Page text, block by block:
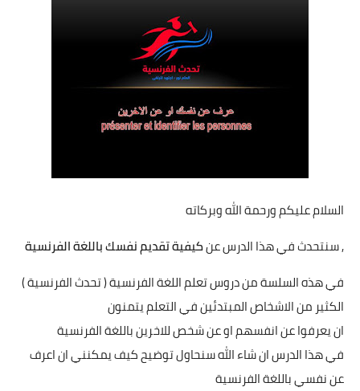
السلام عليكم ورحمة الله وبركاته
, سنتحدث في هذا الدرس عنكيفية تقديم نفسك باللغة الفرنسية
في هذه السلسة من دروس تعلم اللغة الفرنسية ( تحدث الفرنسية )
الكثير من الاشخاص المبتدئين في التعلم يتمنون
ان يعرفوا عن انفسهم او عن شخص للاخرين باللغة الفرنسية
في هذا الدرس ان شاء الله سنحاول توضيح كيف يمكنني ان اعرف
عن نفسي باللغة الفرنسية